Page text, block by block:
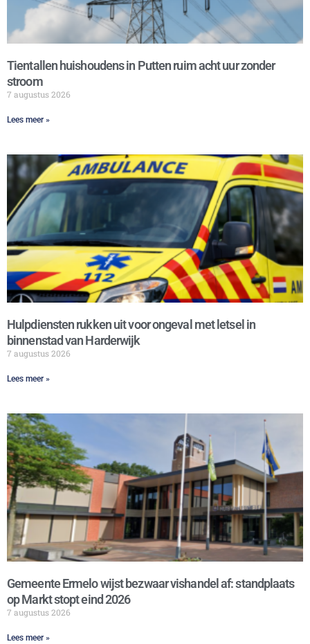
Tientallen huishoudens in Putten ruim acht uur zonder
stroom
7 augustus 2026
Lees meer »
Hulpdiensten rukken uit voor ongeval met letsel in
binnenstad van Harderwijk
7 augustus 2026
Lees meer »
Gemeente Ermelo wijst bezwaar vishandel af: standplaats
op Markt stopt eind 2026
7 augustus 2026
Lees meer »